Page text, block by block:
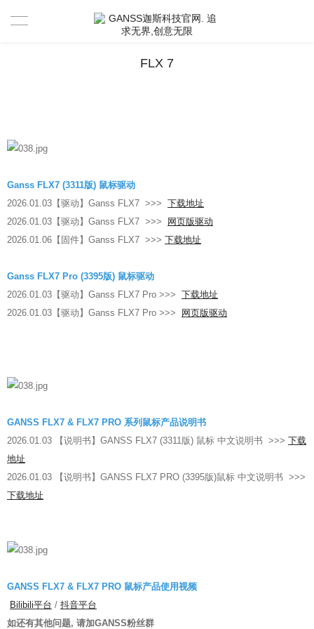
驱动 & 说明书
驱动
说明书
活动中心
视频分享官
店铺活动查询
售后服务
售后服务
FLX 7
Ganss FLX7 (3311版) 鼠标驱动
2026.01.03【驱动】Ganss FLX7 >>> 下载地址
2026.01.03【驱动】Ganss FLX7 >>>
网页版驱动
2026.01.06【固件】Ganss FLX7 >>> 下载地址
Ganss FLX7 Pro (3395版) 鼠标驱动
2026.01.03【驱动】Ganss FLX7 Pro >>> 下载地址
2026.01.03【驱动】Ganss FLX7 Pro >>>
网页版驱动
GANSS FLX7 & FLX7 PRO 系列鼠标产品说明书
2026.01.03 【说明书】GANSS FLX7 (3311版) 鼠标 中文说明书 >>> 下载
地址
2026.01.03 【说明书】GANSS FLX7 PRO (3395版)鼠标 中文说明书 >>>
下载地址
GANSS FLX7 & FLX7 PRO 鼠标产品使用视频
Bilibili平台 / 抖音平台
如还有其他问题, 请加GANSS粉丝群